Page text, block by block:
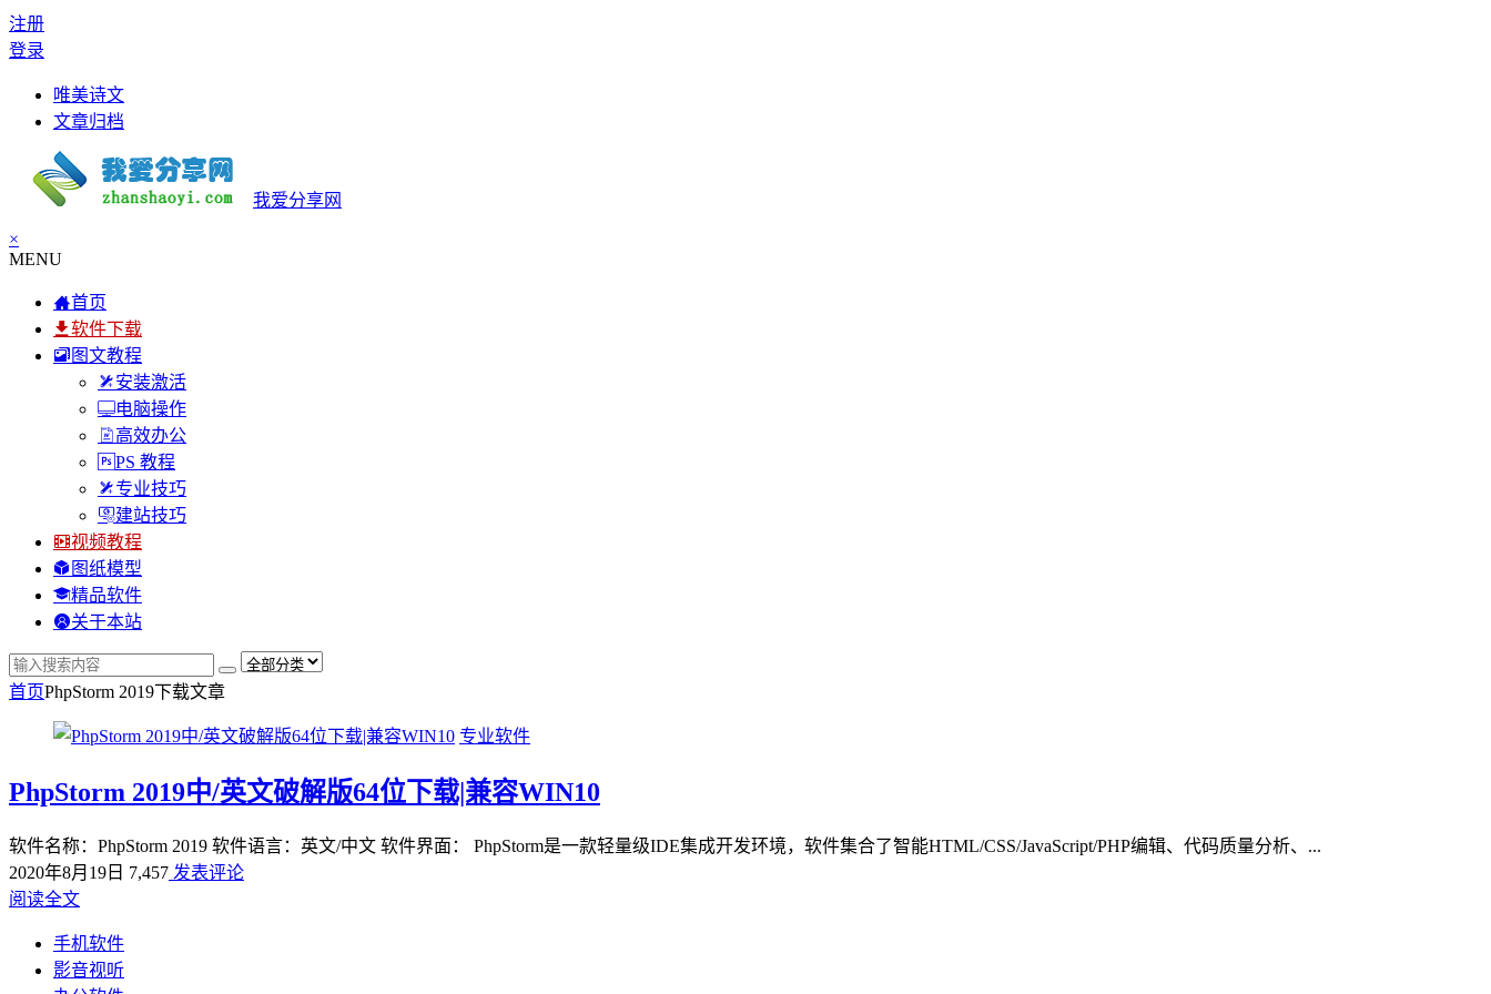
注册
登录
唯美诗文
文章归档
我爱分享网
×
MENU
首页
软件下载
图文教程
安装激活
电脑操作
高效办公
PS 教程
专业技巧
建站技巧
视频教程
图纸模型
精品软件
关于本站
首页PhpStorm 2019下载文章
专业软件
PhpStorm 2019中/英文破解版64位下载|兼容WIN10
软件名称：PhpStorm 2019 软件语言：英文/中文 软件界面： PhpStorm是一款轻量级IDE集成开发环境，软件集合了智能HTML/CSS/JavaScript/PHP编辑、代码质量分析、...
2020年8月19日 7,457 发表评论
阅读全文
手机软件
影音视听